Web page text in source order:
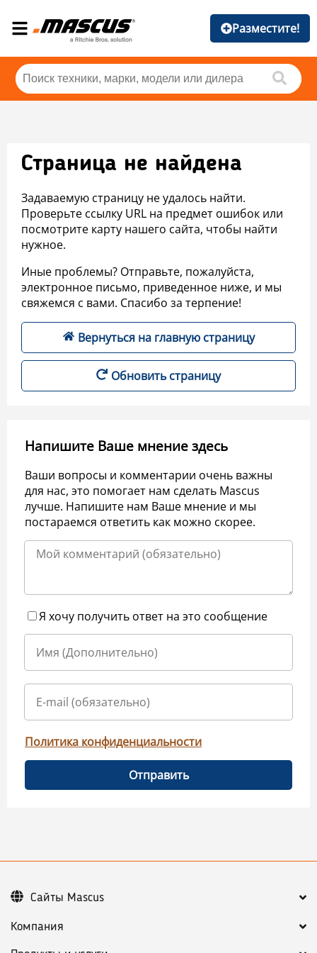
Разместите!
Страница не найдена
Задаваемую страницу не удалось найти.
Проверьте ссылку URL на предмет ошибок или
посмотрите карту нашего сайта, чтобы найти
нужное.
Иные проблемы? Отправьте, пожалуйста,
электронное письмо, приведенное ниже, и мы
свяжемся с вами. Спасибо за терпение!
Вернуться на главную страницу
Обновить страницу
Напишите Ваше мнение здесь
Ваши вопросы и комментарии очень важны
для нас, это помогает нам сделать Mascus
лучше. Напишите нам Ваше мнение и мы
постараемся ответить как можно скорее.
Я хочу получить ответ на это сообщение
Политика конфиденциальности
Отправить
Компания
Сайты Mascus